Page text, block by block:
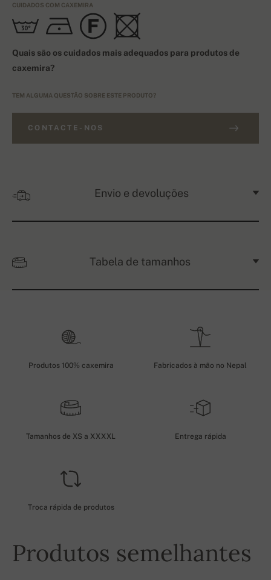
CUIDADOS COM CAXEMIRA
Quais são os cuidados mais adequados para produtos de
caxemira?
TEM ALGUMA QUESTÃO SOBRE ESTE PRODUTO?
CONTACTE-NOS
Envio e devoluções
Tabela de tamanhos
Produtos 100% caxemira Fabricados à mão no Nepal
Tamanhos de XS a XXXXL Entrega rápida
Troca rápida de produtos
Produtos semelhantes